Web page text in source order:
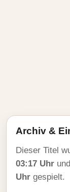
Archiv &
Dieser Titel
03:17 Uhr
Uhr gespielt.